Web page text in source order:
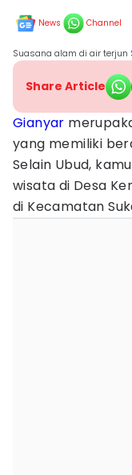
News Channel
Suasana alam di air
Share Article
Gianyar
yang memiliki
Selain Ubud,
wisata di Desa
di Kecamatan